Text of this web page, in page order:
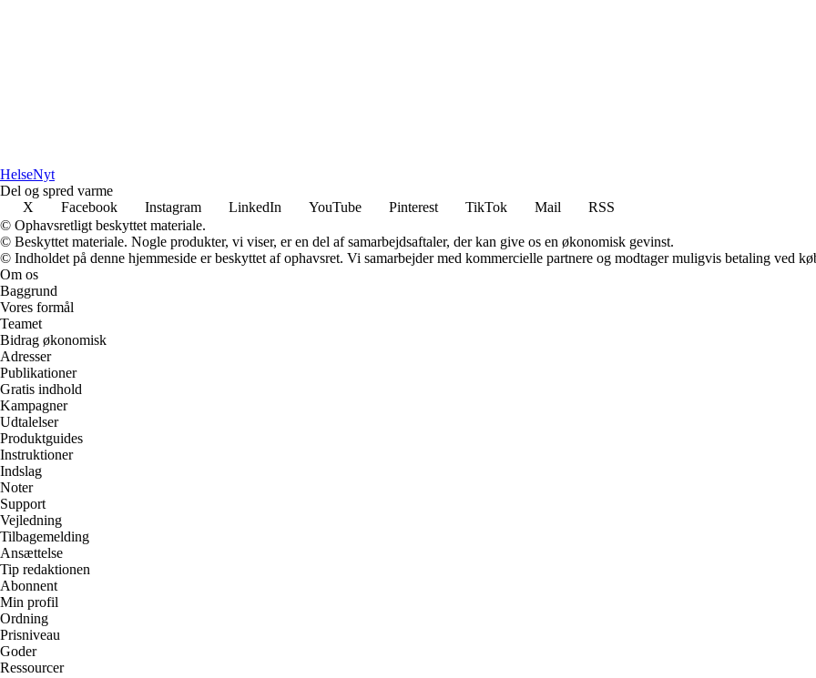
HelseNyt
Del og spred varme
X
Facebook Instagram LinkedIn YouTube Pinterest TikTok Mail
RSS
© Ophavsretligt beskyttet materiale.
© Beskyttet materiale. Nogle produkter, vi viser, er en del af samarbejdsaftaler, der kan give os en økonomisk gevinst.
© Indholdet på denne hjemmeside er beskyttet af ophavsret. Vi samarbejder med kommercielle partnere og modtager muligvis betaling ved
Om os
Baggrund
Vores formål
Teamet
Bidrag økonomisk
Adresser
Publikationer
Gratis indhold
Kampagner
Udtalelser
Produktguides
Instruktioner
Indslag
Noter
Support
Vejledning
Tilbagemelding
Ansættelse
Tip redaktionen
Abonnent
Min profil
Ordning
Prisniveau
Goder
Ressourcer